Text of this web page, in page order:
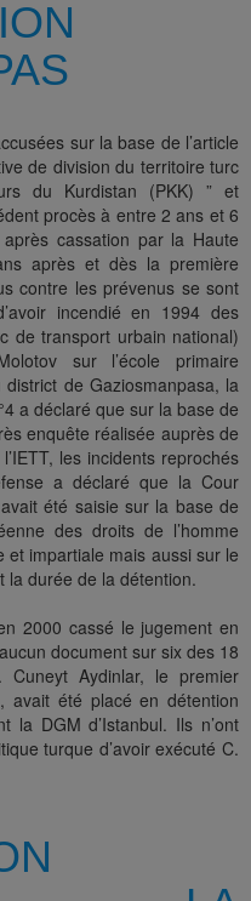
sur la base de l’article
de division du territoire turc
du Kurdistan (PKK) ” et
procès à entre 2 ans et 6
cassation par la Haute
après et dès la première
contre les prévenus se sont
incendié en 1994 des
de transport urbain national)
sur l’école primaire
de Gaziosmanpasa, la
a déclaré que sur la base de
enquête réalisée auprès de
les incidents reprochés
a déclaré que la Cour
été saisie sur la base de
des droits de l’homme
impartiale mais aussi sur le
la durée de la détention.
2000 cassé le jugement en
document sur six des 18
Cuneyt Aydinlar, le premier
avait été placé en détention
la DGM d’Istanbul. Ils n’ont
turque d’avoir exécuté C.